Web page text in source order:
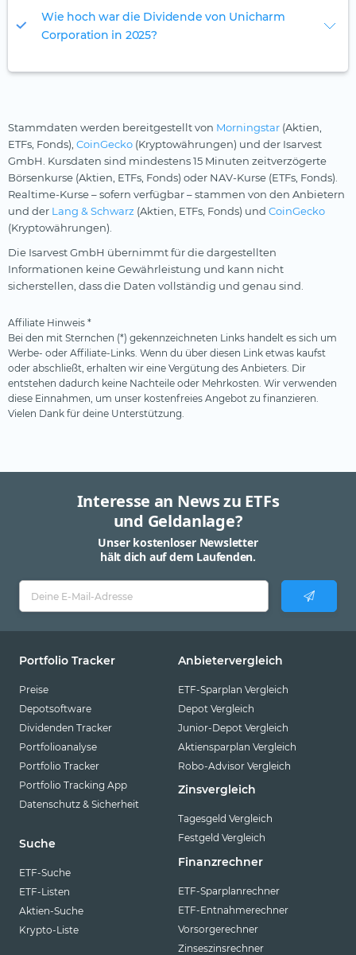
Wie hoch war die Dividende von Unicharm
Corporation in 2025?
Stammdaten werden bereitgestellt von Morningstar (Aktien,
ETFs, Fonds), CoinGecko (Kryptowährungen) und der Isarvest
GmbH. Kursdaten sind mindestens 15 Minuten zeitverzögerte
Börsenkurse (Aktien, ETFs, Fonds) oder NAV-Kurse (ETFs, Fonds).
Realtime-Kurse – sofern verfügbar – stammen von den Anbietern
und der Lang & Schwarz (Aktien, ETFs, Fonds) und CoinGecko
(Kryptowährungen).
Die Isarvest GmbH übernimmt für die dargestellten
Informationen keine Gewährleistung und kann nicht
sicherstellen, dass die Daten vollständig und genau sind.
Affiliate Hinweis *
Bei den mit Sternchen (*) gekennzeichneten Links handelt es sich um
Werbe- oder Affiliate-Links. Wenn du über diesen Link etwas kaufst
oder abschließt, erhalten wir eine Vergütung des Anbieters. Dir
entstehen dadurch keine Nachteile oder Mehrkosten. Wir verwenden
diese Einnahmen, um unser kostenfreies Angebot zu finanzieren.
Vielen Dank für deine Unterstützung.
Interesse an News zu ETFs
und Geldanlage?
Unser kostenloser Newsletter
hält dich auf dem Laufenden.
Portfolio Tracker
Preise
Depotsoftware
Dividenden Tracker
Portfolioanalyse
Portfolio Tracker
Portfolio Tracking App
Datenschutz & Sicherheit
Suche
ETF-Suche
ETF-Listen
Aktien-Suche
Krypto-Liste
Anbietervergleich
ETF-Sparplan Vergleich
Depot Vergleich
Junior-Depot Vergleich
Aktiensparplan Vergleich
Robo-Advisor Vergleich
Zinsvergleich
Tagesgeld Vergleich
Festgeld Vergleich
Finanzrechner
ETF-Sparplanrechner
ETF-Entnahmerechner
Vorsorgerechner
Zinseszinsrechner